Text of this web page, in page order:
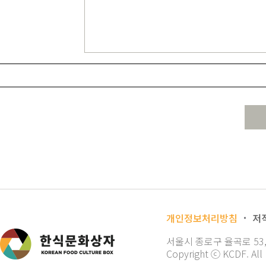
개인정보처리방침
저
서울시 종로구 율곡로
Copyright ⓒ KCDF. All